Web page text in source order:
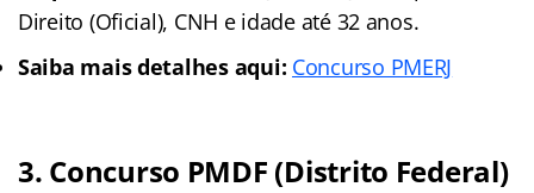
Direito (Oficial), CNH e idade até 32 anos.
Saiba mais detalhes aqui: Concurso PMERJ
3. Concurso PMDF (Distrito Federal)